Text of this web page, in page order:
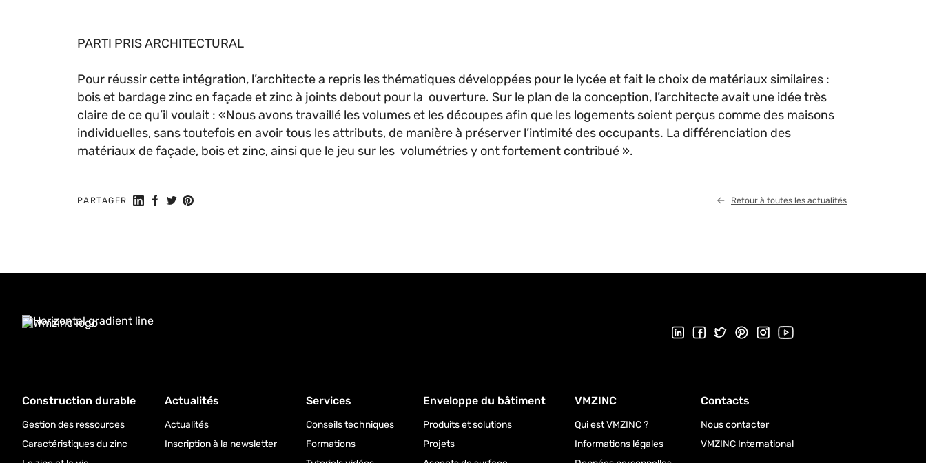
PARTI PRIS ARCHITECTURAL
Pour réussir cette intégration, l’architecte a repris les thématiques développées pour le lycée et fait le choix de matériaux similaires :
bois et bardage zinc en façade et zinc à joints debout pour la ouverture. Sur le plan de la conception, l’architecte avait une idée très
claire de ce qu’il voulait : «Nous avons travaillé les volumes et les découpes afin que les logements soient perçus comme des maisons
individuelles, sans toutefois en avoir tous les attributs, de manière à préserver l’intimité des occupants. La différenciation des
matériaux de façade, bois et zinc, ainsi que le jeu sur les volumétries y ont fortement contribué ».
PARTAGER Partager sur LinkedIn
Partager sur Facebook
Share on Twitter
Partager sur Pinterest Retour à toutes les actualités
Suivez-nous sur LinkedIn
Suivez-nous sur Facebook
Follow us on Twitter
Suivez-nous sur Pinterest
Suivez-nous sur Instagram
Visiter notre chaîne Youtube
Construction durable
Gestion des ressources
Caractéristiques du zinc
Actualités
Actualités
Inscription à la newsletter
Services
Conseils techniques
Formations
Enveloppe du bâtiment
Produits et solutions
Projets
VMZINC
Qui est VMZINC ?
Informations légales
Contacts
Nous contacter
VMZINC International